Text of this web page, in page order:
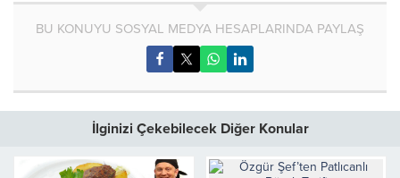
BU KONUYU SOSYAL MEDYA HESAPLARINDA PAYLAŞ
İlginizi Çekebilecek Diğer Konular